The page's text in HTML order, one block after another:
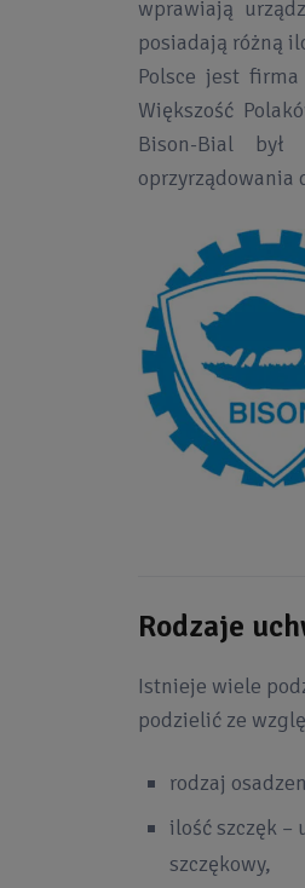
wprawiają
posiadają różną
Polsce jest
Większość
Bison-Bial był
oprzyrządowania
Rodzaje
Istnieje wiele
podzielić ze
rodzaj
ilość szczęk –
szczękowy,